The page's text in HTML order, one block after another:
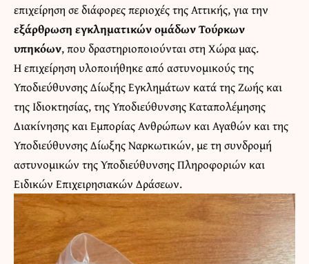
επιχείρηση σε διάφορες περιοχές της Αττικής, για την
εξάρθρωση εγκληματικών ομάδων Τούρκων
υπηκόων, που δραστηριοποιούνται στη Χώρα μας.
Η επιχείρηση υλοποιήθηκε από αστυνομικούς της
Υποδιεύθυνσης Δίωξης Εγκλημάτων κατά της Ζωής και
της Ιδιοκτησίας, της Υποδιεύθυνσης Καταπολέμησης
Διακίνησης και Εμπορίας Ανθρώπων και Αγαθών και της
Υποδιεύθυνσης Δίωξης Ναρκωτικών, με τη συνδρομή
αστυνομικών της Υποδιεύθυνσης Πληροφοριών και
Ειδικών Επιχειρησιακών Δράσεων.